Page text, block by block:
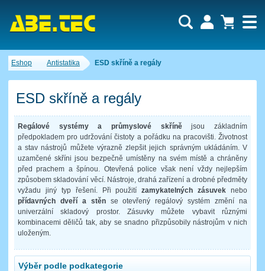
Eshop Antistatika ESD skříně a regály
ESD skříně a regály
Regálové systémy a průmyslové skřínějsou základním
předpokladem pro udržování čistoty a pořádku na pracovišti. Životnost
a stav nástrojů můžete výrazně zlepšit jejich správným ukládáním. V
uzamčené skříni jsou bezpečně umístěny na svém místě a chráněny
před prachem a špínou. Otevřená police však není vždy nejlepším
způsobem skladování věcí. Nástroje, drahá zařízení a drobné předměty
vyžadu jiný typ řešení. Při použitízamykatelných zásuvek nebo
přídavných dveří a stěnse otevřený regálový systém změní na
univerzální skladový prostor. Zásuvky můžete vybavit různými
kombinacemi děličů tak, aby se snadno přizpůsobily nástrojům v nich
uloženým.
Výběr podle podkategorie
Nákupní košík je momentálně prázdný.
Cena celkem:0,00 CZK
Uživatel:
Zapomenuté heslo